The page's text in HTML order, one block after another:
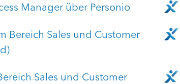
Manager über Personio
Bereich Sales und Customer
Sales und Customer